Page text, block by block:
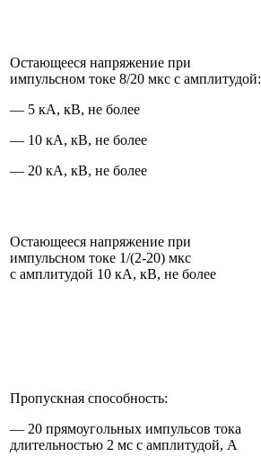
Остающееся напряжение при
импульсном токе 8/20 мкс с амплитудой:
— 5 кА, кВ, не более
— 10 кА, кВ, не более
— 20 кА, кВ, не более
Остающееся напряжение при
импульсном токе 1/(2-20) мкс
с амплитудой 10 кА, кВ, не более
Пропускная способность:
— 20 прямоугольных импульсов тока
длительностью 2 мс с амплитудой, А